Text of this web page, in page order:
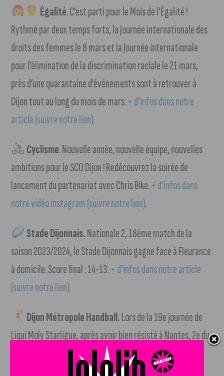
Égalité. C’est parti pour le Mois de l’Égalité !
Rythmé par deux temps forts, la Journée internationale des
droits des femmes le 8 mars et la Journée internationale
pour l’élimination de la discrimination raciale le 21 mars,
près d’une quarantaine d’événements sont à retrouver à
Dijon tout au long du mois de mars.+ d’infos dans notre
article (suivre notre lien).
Cyclisme. Nouvelle année, nouvelle équipe, nouvelles
ambitions pour le SCO Dijon ! Redécouvrez la soirée de
lancement du partenariat avec Chris Bike.+ d’infos dans
notre vidéo Instagram (suivre notre lien).
Stade Dijonnais.Nationale 2, 18ème match de la
saison 2023/2024, le Stade Dijonnais gagne face à Fleurance
à domicile. Score final : 14-13.+ d’infos dans notre article
(suivre notre lien).
Dijon Métropole Handball.Lors de la 19e journée de
Liqui Moly Starligue, après avoir bien résisté à Nantes, 2e du
championnat, à l’extérieur pendant la première mi-temps
(20-18), Dijon s’est incliné. Score final : 47-34.